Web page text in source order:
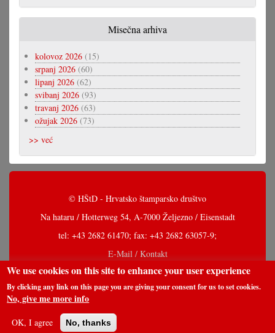
Misečna arhiva
kolovoz 2026 (15)
srpanj 2026 (60)
lipanj 2026 (62)
svibanj 2026 (93)
travanj 2026 (63)
ožujak 2026 (73)
>> već
© HŠtD - Hrvatsko štamparsko društvo
Na hataru / Hotterweg 54, A-7000 Željezno / Eisenstadt
tel: +43 2682 61470; fax: +43 2682 63057-9;
E-Mail / Kontakt
We use cookies on this site to enhance your user experience
By clicking any link on this page you are giving your consent for us to set cookies.
No, give me more info
OK, I agree No, thanks